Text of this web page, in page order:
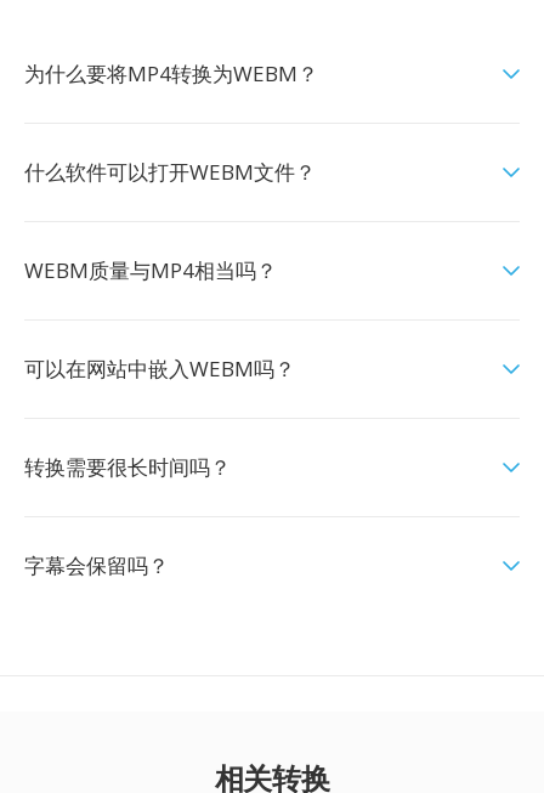
为什么要将MP4转换为WEBM？
什么软件可以打开WEBM文件？
WEBM质量与MP4相当吗？
可以在网站中嵌入WEBM吗？
转换需要很长时间吗？
字幕会保留吗？
相关转换